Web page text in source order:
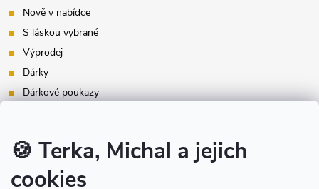
🍪 Terka, Michal a jejich
cookies
Nově v nabídce
S láskou vybrané
Výprodej
Dárky
Dárkové poukazy
Instagram